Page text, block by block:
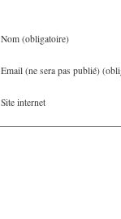
Nom (obligatoire)
Email (ne sera pas publié)
Site internet